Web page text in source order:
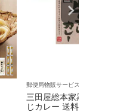
郵便局物販サービス
三田屋総本家黒毛和牛
じカレー 送料込み